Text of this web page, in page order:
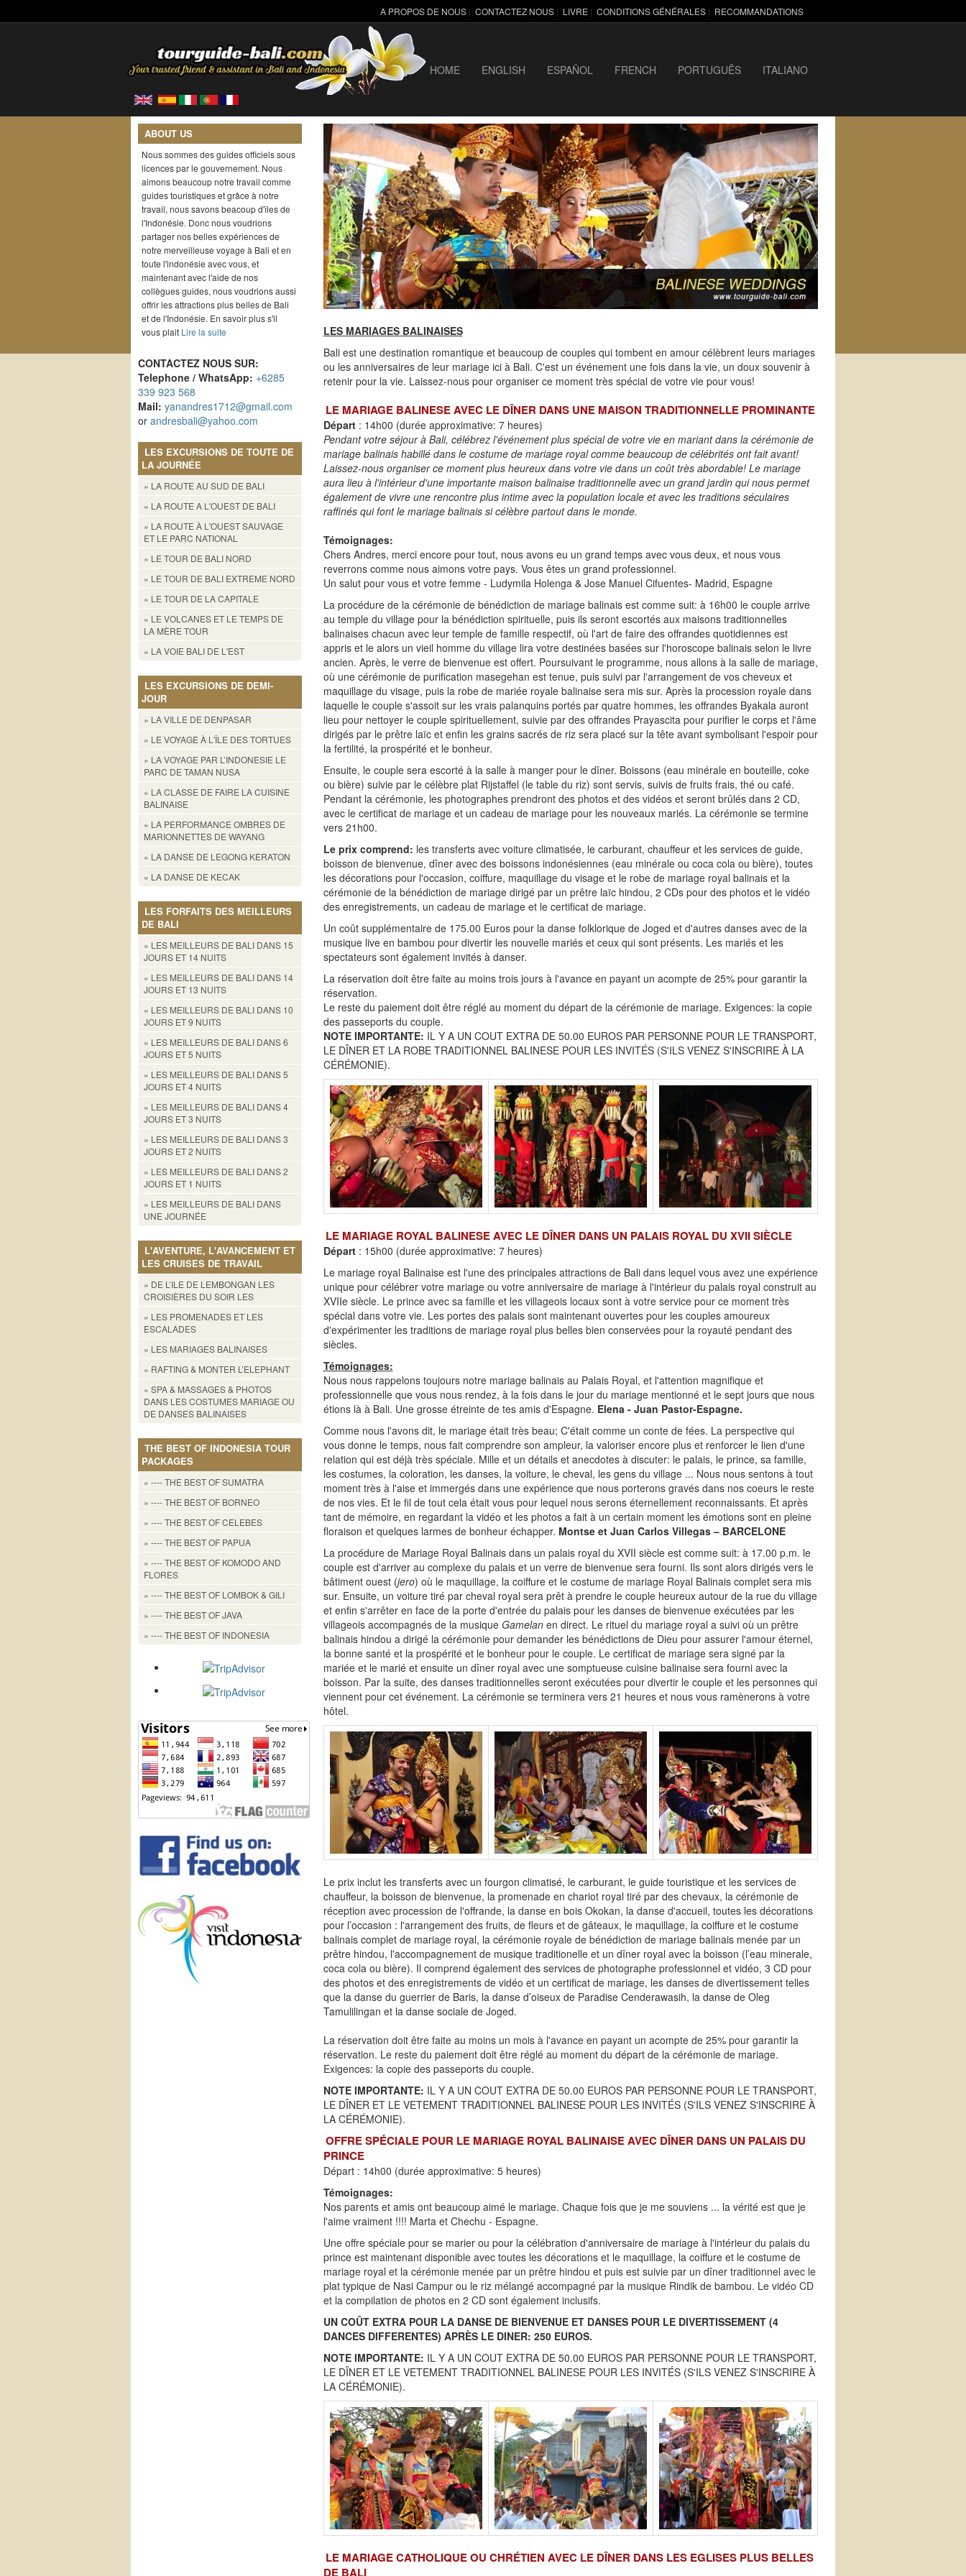
A PROPOS DE NOUS | CONTACTEZ NOUS | LIVRE | CONDITIONS GÉNÉRALES | RECOMMANDATIONS
HOME ENGLISH ESPAÑOL FRENCH PORTUGUÊS ITALIANO
LES MARIAGES BALINAISES
Bali est une destination romantique et beaucoup de couples qui tombent en amour célèbrent leurs mariages
ou les anniversaires de leur mariage ici à Bali. C'est un événement une fois dans la vie, un doux souvenir à
retenir pour la vie. Laissez-nous pour organiser ce moment très spécial de votre vie pour vous!
LE MARIAGE BALINESE AVEC LE DÎNER DANS UNE MAISON TRADITIONNELLE PROMINANTE
Départ: 14h00 (durée approximative: 7 heures)
Pendant votre séjour à Bali, célébrez l'événement plus spécial de votre vie en mariant dans la cérémonie de
mariage balinais habillé dans le costume de mariage royal comme beaucoup de célébrités ont fait avant!
Laissez-nous organiser ce moment plus heureux dans votre vie dans un coût très abordable! Le mariage
aura lieu à l'intérieur d'une importante maison balinaise traditionnelle avec un grand jardin qui nous permet
également de vivre une rencontre plus intime avec la population locale et avec les traditions séculaires
raffinés qui font le mariage balinais si célèbre partout dans le monde.
Témoignages:
Chers Andres, merci encore pour tout, nous avons eu un grand temps avec vous deux, et nous vous
reverrons comme nous aimons votre pays. Vous êtes un grand professionnel.
Un salut pour vous et votre femme - Ludymila Holenga & Jose Manuel Cifuentes- Madrid, Espagne
La procédure de la cérémonie de bénédiction de mariage balinais est comme suit: à 16h00 le couple arrive
au temple du village pour la bénédiction spirituelle, puis ils seront escortés aux maisons traditionnelles
balinaises chacun avec leur temple de famille respectif, où l'art de faire des offrandes quotidiennes est
appris et le alors un vieil homme du village lira votre destinées basées sur l'horoscope balinais selon le livre
ancien. Après, le verre de bienvenue est offert. Poursuivant le programme, nous allons à la salle de mariage,
où une cérémonie de purification masegehan est tenue, puis suivi par l'arrangement de vos cheveux et
maquillage du visage, puis la robe de mariée royale balinaise sera mis sur. Après la procession royale dans
laquelle le couple s'assoit sur les vrais palanquins portés par quatre hommes, les offrandes Byakala auront
lieu pour nettoyer le couple spirituellement, suivie par des offrandes Prayascita pour purifier le corps et l'âme
dirigés par le prêtre laïc et enfin les grains sacrés de riz sera placé sur la tête avant symbolisant l'espoir pour
la fertilité, la prospérité et le bonheur.
Ensuite, le couple sera escorté à la salle à manger pour le dîner. Boissons (eau minérale en bouteille, coke
ou bière) suivie par le célèbre plat Rijstaffel (le table du riz) sont servis, suivis de fruits frais, thé ou café.
Pendant la cérémonie, les photographes prendront des photos et des vidéos et seront brûlés dans 2 CD,
avec le certificat de mariage et un cadeau de mariage pour les nouveaux mariés. La cérémonie se termine
vers 21h00.
Le prix comprend: les transferts avec voiture climatisée, le carburant, chauffeur et les services de guide,
boisson de bienvenue, dîner avec des boissons indonésiennes (eau minérale ou coca cola ou bière), toutes
les décorations pour l'occasion, coiffure, maquillage du visage et le robe de mariage royal balinais et la
cérémonie de la bénédiction de mariage dirigé par un prêtre laïc hindou, 2 CDs pour des photos et le vidéo
des enregistrements, un cadeau de mariage et le certificat de mariage.
Un coût supplémentaire de 175.00 Euros pour la danse folklorique de Joged et d'autres danses avec de la
musique live en bambou pour divertir les nouvelle mariés et ceux qui sont présents. Les mariés et les
spectateurs sont également invités à danser.
La réservation doit être faite au moins trois jours à l'avance en payant un acompte de 25% pour garantir la
réservation.
Le reste du paiement doit être réglé au moment du départ de la cérémonie de mariage. Exigences: la copie
des passeports du couple.
NOTE IMPORTANTE: IL Y A UN COUT EXTRA DE 50.00 EUROS PAR PERSONNE POUR LE TRANSPORT,
LE DÎNER ET LA ROBE TRADITIONNEL BALINESE POUR LES INVITÉS (S'ILS VENEZ S'INSCRIRE À LA
CÉRÉMONIE).
LE MARIAGE ROYAL BALINESE AVEC LE DÎNER DANS UN PALAIS ROYAL DU XVII SIÈCLE
Départ: 15h00 (durée approximative: 7 heures)
Le mariage royal Balinaise est l'une des principales attractions de Bali dans lequel vous avez une expérience
unique pour célébrer votre mariage ou votre anniversaire de mariage à l'intérieur du palais royal construit au
XVIIe siècle. Le prince avec sa famille et les villageois locaux sont à votre service pour ce moment très
spécial dans votre vie. Les portes des palais sont maintenant ouvertes pour les couples amoureux
d'expérimenter les traditions de mariage royal plus belles bien conservées pour la royauté pendant des
siècles.
Témoignages:
Nous nous rappelons toujours notre mariage balinais au Palais Royal, et l'attention magnifique et
professionnelle que vous nous rendez, à la fois dans le jour du mariage mentionné et le sept jours que nous
étions là à Bali. Une grosse étreinte de tes amis d'Espagne. Elena - Juan Pastor-Espagne.
Comme nous l'avons dit, le mariage était très beau; C'était comme un conte de fées. La perspective qui
vous donne le temps, nous fait comprendre son ampleur, la valoriser encore plus et renforcer le lien d'une
relation qui est déjà très spéciale. Mille et un détails et anecdotes à discuter: le palais, le prince, sa famille,
les costumes, la coloration, les danses, la voiture, le cheval, les gens du village ... Nous nous sentons à tout
moment très à l'aise et immergés dans une expérience que nous porterons gravés dans nos coeurs le reste
de nos vies. Et le fil de tout cela était vous pour lequel nous serons éternellement reconnaissants. Et après
tant de mémoire, en regardant la vidéo et les photos a fait à un certain moment les émotions sont en pleine
floraison et quelques larmes de bonheur échapper. Montse et Juan Carlos Villegas – BARCELONE
La procédure de Mariage Royal Balinais dans un palais royal du XVII siècle est comme suit: à 17.00 p.m. le
couple est d'arriver au complexe du palais et un verre de bienvenue sera fourni. Ils sont alors dirigés vers le
bâtiment ouest (jero) où le maquillage, la coiffure et le costume de mariage Royal Balinais complet sera mis
sur. Ensuite, un voiture tiré par cheval royal sera prêt à prendre le couple heureux autour de la rue du village
et enfin s'arrêter en face de la porte d'entrée du palais pour les danses de bienvenue exécutées par les
villageois accompagnés de la musique Gamelanen direct. Le rituel du mariage royal a suivi où un prêtre
balinais hindou a dirigé la cérémonie pour demander les bénédictions de Dieu pour assurer l'amour éternel,
la bonne santé et la prospérité et le bonheur pour le couple. Le certificat de mariage sera signé par la
mariée et le marié et ensuite un dîner royal avec une somptueuse cuisine balinaise sera fourni avec la
boisson. Par la suite, des danses traditionnelles seront exécutées pour divertir le couple et les personnes qui
viennent pour cet événement. La cérémonie se terminera vers 21 heures et nous vous ramènerons à votre
hôtel.
Le prix inclut les transferts avec un fourgon climatisé, le carburant, le guide touristique et les services de
chauffeur, la boisson de bienvenue, la promenade en chariot royal tiré par des chevaux, la cérémonie de
réception avec procession de l'offrande, la danse en bois Okokan, la danse d'accueil, toutes les décorations
pour l’occasion : l'arrangement des fruits, de fleurs et de gâteaux, le maquillage, la coiffure et le costume
balinais complet de mariage royal, la cérémonie royale de bénédiction de mariage balinais menée par un
prêtre hindou, l'accompagnement de musique traditionelle et un dîner royal avec la boisson (l’eau minerale,
coca cola ou bière). Il comprend également des services de photographe professionnel et vidéo, 3 CD pour
des photos et des enregistrements de vidéo et un certificat de mariage, les danses de divertissement telles
que la danse du guerrier de Baris, la danse d’oiseux de Paradise Cenderawasih, la danse de Oleg
Tamulilingan et la danse sociale de Joged.
La réservation doit être faite au moins un mois à l'avance en payant un acompte de 25% pour garantir la
réservation. Le reste du paiement doit être réglé au moment du départ de la cérémonie de mariage.
Exigences: la copie des passeports du couple.
NOTE IMPORTANTE: IL Y A UN COUT EXTRA DE 50.00 EUROS PAR PERSONNE POUR LE TRANSPORT,
LE DÎNER ET LE VETEMENT TRADITIONNEL BALINESE POUR LES INVITÉS (S'ILS VENEZ S'INSCRIRE À
LA CÉRÉMONIE).
OFFRE SPÉCIALE POUR LE MARIAGE ROYAL BALINAISE AVEC DÎNER DANS UN PALAIS DU
PRINCE
Départ : 14h00 (durée approximative: 5 heures)
Témoignages:
Nos parents et amis ont beaucoup aimé le mariage. Chaque fois que je me souviens ... la vérité est que je
l'aime vraiment !!!! Marta et Chechu - Espagne.
Une offre spéciale pour se marier ou pour la célébration d'anniversaire de mariage à l'intérieur du palais du
prince est maintenant disponible avec toutes les décorations et le maquillage, la coiffure et le costume de
mariage royal et la cérémonie menée par un prêtre hindou et puis est suivie par un dîner traditionnel avec le
plat typique de Nasi Campur ou le riz mélangé accompagné par la musique Rindik de bambou. Le vidéo CD
et la compilation de photos en 2 CD sont également inclusifs.
UN COÛT EXTRA POUR LA DANSE DE BIENVENUE ET DANSES POUR LE DIVERTISSEMENT (4
DANCES DIFFERENTES) APRÈS LE DINER: 250 EUROS.
NOTE IMPORTANTE: IL Y A UN COUT EXTRA DE 50.00 EUROS PAR PERSONNE POUR LE TRANSPORT,
LE DÎNER ET LE VETEMENT TRADITIONNEL BALINESE POUR LES INVITÉS (S'ILS VENEZ S'INSCRIRE À
LA CÉRÉMONIE).
LE MARIAGE CATHOLIQUE OU CHRÉTIEN AVEC LE DÎNER DANS LES EGLISES PLUS BELLES
DE BALI
ABOUT US
Nous sommes des guides officiels sous
licences par le gouvernement. Nous
aimons beaucoup notre travail comme
guides touristiques et grâce à notre
travail, nous savons beacoup d'îles de
l'Indonésie. Donc nous voudrions
partager nos belles expériences de
notre merveilleuse voyage à Bali et en
toute l'indonésie avec vous, et
maintenant avec l'aide de nos
collègues guides, nous voudrions aussi
offrir les attractions plus belles de Bali
et de l'Indonésie. En savoir plus s'il
vous plait Lire la suite
CONTACTEZ NOUS SUR:
Telephone / WhatsApp: +6285
339 923 568
Mail: yanandres1712@gmail.com
or andresbali@yahoo.com
LES EXCURSIONS DE TOUTE DE
LA JOURNÉE
» LA ROUTE AU SUD DE BALI
» LA ROUTE A L'OUEST DE BALI
» LA ROUTE À L'OUEST SAUVAGE
ET LE PARC NATIONAL
» LE TOUR DE BALI NORD
» LE TOUR DE BALI EXTREME NORD
» LE TOUR DE LA CAPITALE
» LE VOLCANES ET LE TEMPS DE
LA MÈRE TOUR
» LA VOIE BALI DE L'EST
LES EXCURSIONS DE DEMI-
JOUR
» LA VILLE DE DENPASAR
» LE VOYAGE À L'ÎLE DES TORTUES
» LA VOYAGE PAR L’INDONESIE LE
PARC DE TAMAN NUSA
» LA CLASSE DE FAIRE LA CUISINE
BALINAISE
» LA PERFORMANCE OMBRES DE
MARIONNETTES DE WAYANG
» LA DANSE DE LEGONG KERATON
» LA DANSE DE KECAK
LES FORFAITS DES MEILLEURS
DE BALI
» LES MEILLEURS DE BALI DANS 15
JOURS ET 14 NUITS
» LES MEILLEURS DE BALI DANS 14
JOURS ET 13 NUITS
» LES MEILLEURS DE BALI DANS 10
JOURS ET 9 NUITS
» LES MEILLEURS DE BALI DANS 6
JOURS ET 5 NUITS
» LES MEILLEURS DE BALI DANS 5
JOURS ET 4 NUITS
» LES MEILLEURS DE BALI DANS 4
JOURS ET 3 NUITS
» LES MEILLEURS DE BALI DANS 3
JOURS ET 2 NUITS
» LES MEILLEURS DE BALI DANS 2
JOURS ET 1 NUITS
» LES MEILLEURS DE BALI DANS
UNE JOURNÉE
L'AVENTURE, L'AVANCEMENT ET
LES CRUISES DE TRAVAIL
» DE L’ILE DE LEMBONGAN LES
CROISIÈRES DU SOIR LES
» LES PROMENADES ET LES
ESCALADES
» LES MARIAGES BALINAISES
» RAFTING & MONTER L’ELEPHANT
» SPA & MASSAGES & PHOTOS
DANS LES COSTUMES MARIAGE OU
DE DANSES BALINAISES
THE BEST OF INDONESIA TOUR
PACKAGES
» ---- THE BEST OF SUMATRA
» ---- THE BEST OF BORNEO
» ---- THE BEST OF CELEBES
» ---- THE BEST OF PAPUA
» ---- THE BEST OF KOMODO AND
FLORES
» ---- THE BEST OF LOMBOK & GILI
» ---- THE BEST OF JAVA
» ---- THE BEST OF INDONESIA